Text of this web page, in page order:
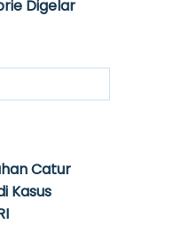
Digelar
Catur
Kasus